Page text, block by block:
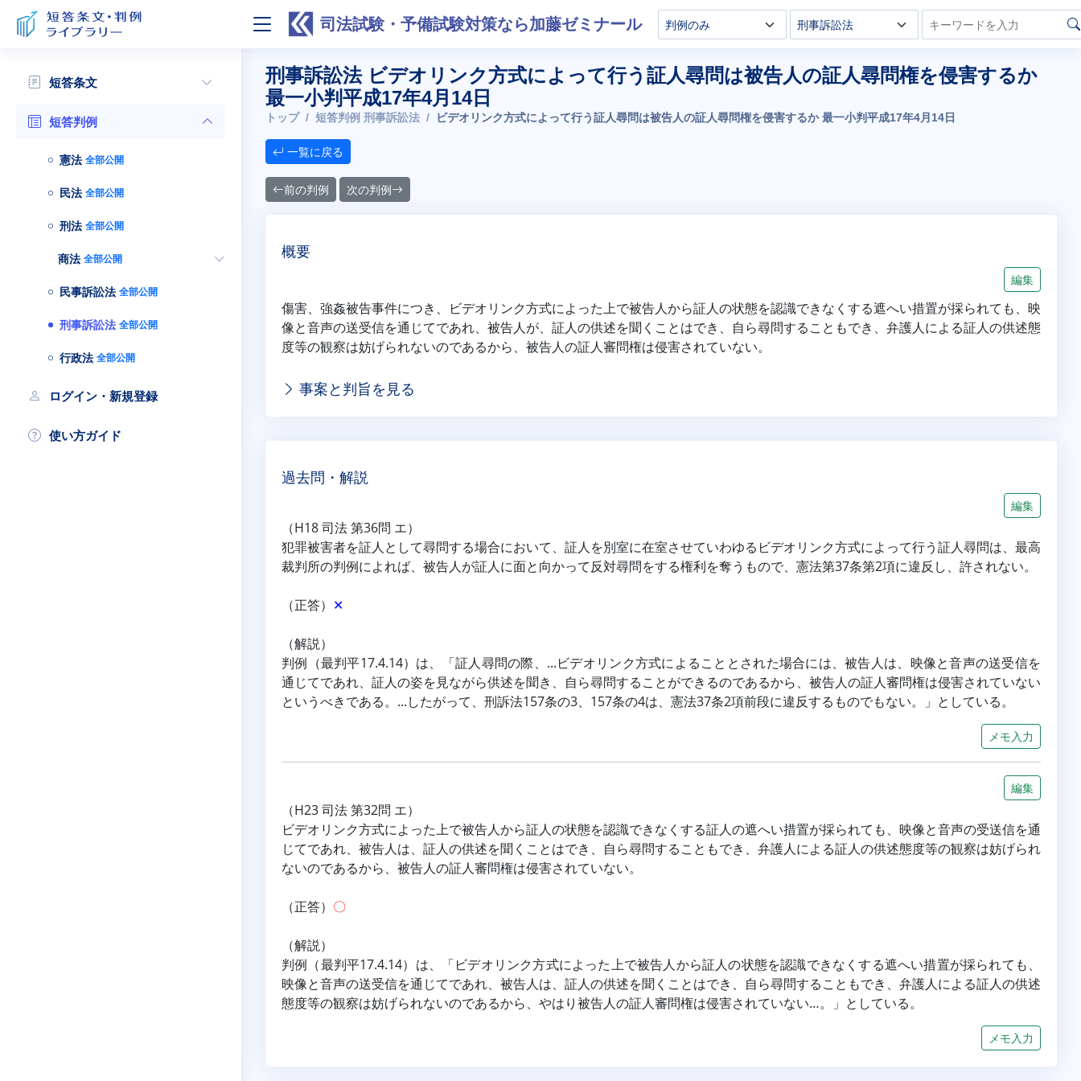
司法試験・予備試験対策なら加藤ゼミナール
短答条文
短答判例
憲法 全部公開
民法 全部公開
刑法 全部公開
商法 全部公開
民事訴訟法 全部公開
刑事訴訟法 全部公開
行政法 全部公開
ログイン・新規登録
使い方ガイド
刑事訴訟法 ビデオリンク方式によって行う証人尋問は被告人の証人尋問権を侵害するか
最一小判平成17年4月14日
トップ 短答判例 刑事訴訟法 ビデオリンク方式によって行う証人尋問は被告人の証人尋問権を侵害するか 最一小判平成17年4月14日
一覧に戻る
前の判例 次の判例
概要
編集
傷害、強姦被告事件につき、ビデオリンク方式によった上で被告人から証人の状態を認識できなくする遮へい措置が採られても、映
像と音声の送受信を通じてであれ、被告人が、証人の供述を聞くことはでき、自ら尋問することもでき、弁護人による証人の供述態
度等の観察は妨げられないのであるから、被告人の証人審問権は侵害されていない。
事案と判旨を見る
過去問・解説
編集
（H18 司法 第36問 エ）
犯罪被害者を証人として尋問する場合において、証人を別室に在室させていわゆるビデオリンク方式によって行う証人尋問は、最高
裁判所の判例によれば、被告人が証人に面と向かって反対尋問をする権利を奪うもので、憲法第37条第2項に違反し、許されない。
（正答） ✕
（解説）
判例（最判平17.4.14）は、「証人尋問の際、...ビデオリンク方式によることとされた場合には、被告人は、映像と音声の送受信を
通じてであれ、証人の姿を見ながら供述を聞き、自ら尋問することができるのであるから、被告人の証人審問権は侵害されていない
というべきである。...したがって、刑訴法157条の3、157条の4は、憲法37条2項前段に違反するものでもない。」としている。
メモ入力
編集
（H23 司法 第32問 エ）
ビデオリンク方式によった上で被告人から証人の状態を認識できなくする証人の遮へい措置が採られても、映像と音声の受送信を通
じてであれ、被告人は、証人の供述を聞くことはでき、自ら尋問することもでき、弁護人による証人の供述態度等の観察は妨げられ
ないのであるから、被告人の証人審問権は侵害されていない。
（正答） 〇
（解説）
判例（最判平17.4.14）は、「ビデオリンク方式によった上で被告人から証人の状態を認識できなくする遮へい措置が採られても、
映像と音声の送受信を通じてであれ、被告人は、証人の供述を聞くことはでき、自ら尋問することもでき、弁護人による証人の供述
態度等の観察は妨げられないのであるから、やはり被告人の証人審問権は侵害されていない…。」としている。
メモ入力